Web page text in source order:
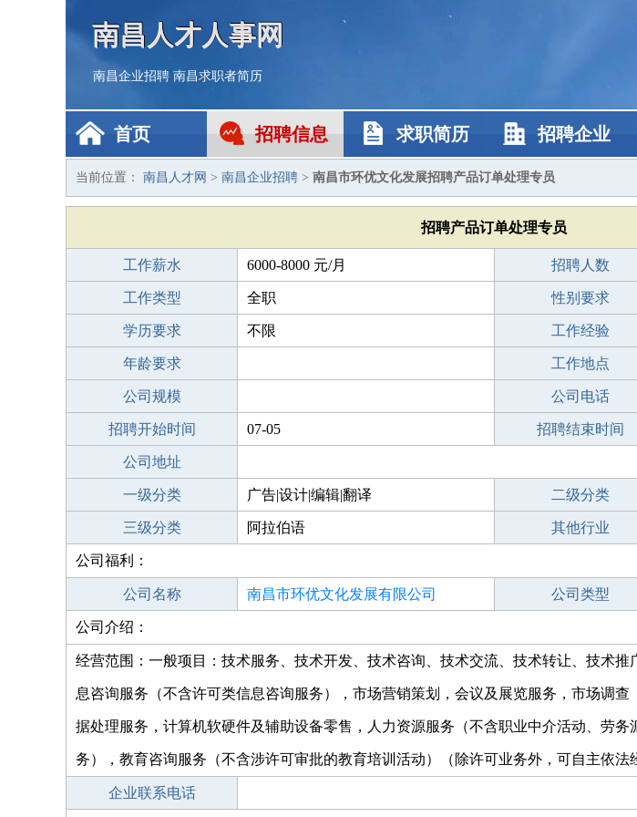
南昌人才人事网
南昌企业招聘 南昌求职者简历
首页 招聘信息 求职简历 招聘企业
当前位置： 南昌人才网 > 南昌企业招聘 > 南昌市环优文化发展招聘产品订单处理专员
招聘产品订单处理专员
工作薪水 6000-8000 元/月 招聘人数
工作类型 全职 性别要求
学历要求 不限 工作经验
年龄要求 工作地点
公司规模 公司电话
招聘开始时间 07-05 招聘结束时间
公司地址
一级分类 广告|设计|编辑|翻译 二级分类
三级分类 阿拉伯语 其他行业
公司福利：
公司名称 南昌市环优文化发展有限公司 公司类型
公司介绍：
经营范围：一般项目：技术服务、技术开发、技术咨询、技术交流、技术转让、技术
息咨询服务（不含许可类信息咨询服务），市场营销策划，会议及展览服务，市场调
据处理服务，计算机软硬件及辅助设备零售，人力资源服务（不含职业中介活动、劳
务），教育咨询服务（不含涉许可审批的教育培训活动）（除许可业务外，可自主依法
企业联系电话